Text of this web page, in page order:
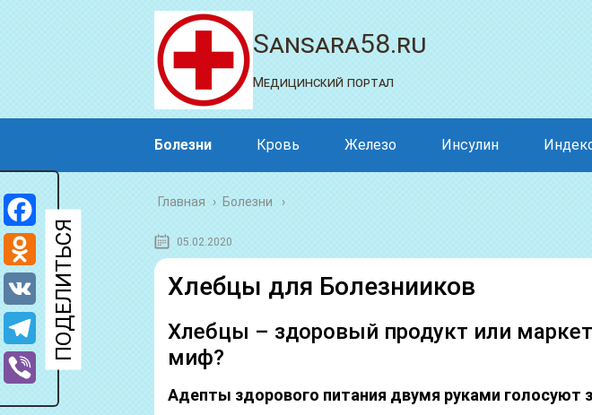
Sansara58.ru
Медицинский портал
Болезни Кровь Железо Инсулин
Главная › Болезни
05.02.2020
Хлебцы для Болезнииков
Хлебцы – здоровый продукт или
миф?
Адепты здорового питания двумя руками голосуют
Facebook
Odnoklassniki
VK
Telegram
Viber